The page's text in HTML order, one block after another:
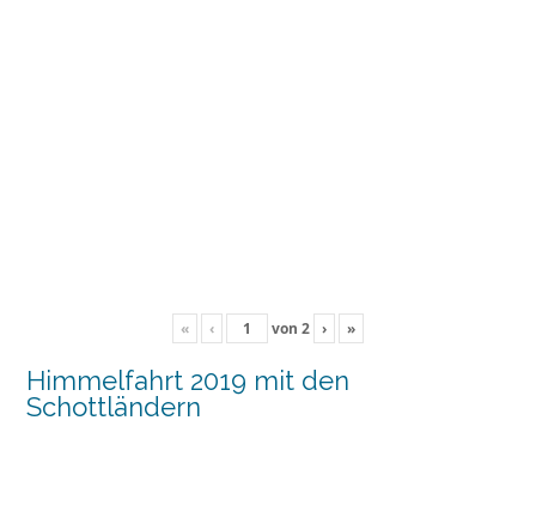
« ‹ von 2 › »
Himmelfahrt 2019 mit den
Schottländern